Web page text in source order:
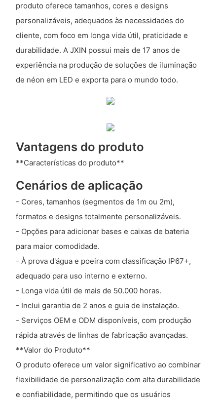
produto oferece tamanhos, cores e designs
personalizáveis, adequados às necessidades do
cliente, com foco em longa vida útil, praticidade e
durabilidade. A JXIN possui mais de 17 anos de
experiência na produção de soluções de iluminação
de néon em LED e exporta para o mundo todo.
Vantagens do produto
**Características do produto**
Cenários de aplicação
- Cores, tamanhos (segmentos de 1m ou 2m),
formatos e designs totalmente personalizáveis.
- Opções para adicionar bases e caixas de bateria
para maior comodidade.
- À prova d'água e poeira com classificação IP67+,
adequado para uso interno e externo.
- Longa vida útil de mais de 50.000 horas.
- Inclui garantia de 2 anos e guia de instalação.
- Serviços OEM e ODM disponíveis, com produção
rápida através de linhas de fabricação avançadas.
**Valor do Produto**
O produto oferece um valor significativo ao combinar
flexibilidade de personalização com alta durabilidade
e confiabilidade, permitindo que os usuários